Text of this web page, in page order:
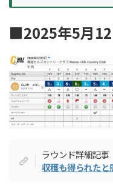
■2025年5月
ラウンド詳細記事
収穫も得られたと